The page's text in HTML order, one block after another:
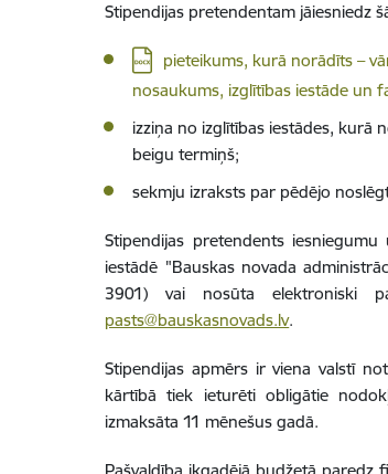
Stipendijas pretendentam jāiesniedz
Lejupielādēt:
pieteikums, kurā norādīts –
nosaukums, izglītības iestāde un
izziņa no izglītības iestādes, kurā
beigu termiņš;
sekmju izraksts par pēdējo
Stipendijas pretendents
iestādē "Bauskas novada
3901) vai nosūta elektroniski
pasts@bauskasnovads.lv.
Stipendijas apmērs ir viena valstī
kārtībā tiek ieturēti obligātie
izmaksāta 11 mēnešus gadā.